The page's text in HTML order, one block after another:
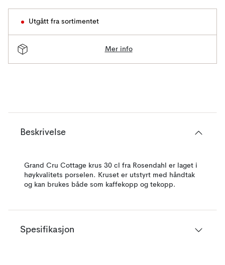
Utgått fra sortimentet
Mer info
Beskrivelse
Grand Cru Cottage krus 30 cl fra Rosendahl er laget i
høykvalitets porselen. Kruset er utstyrt med håndtak
og kan brukes både som kaffekopp og tekopp.
Spesifikasjon